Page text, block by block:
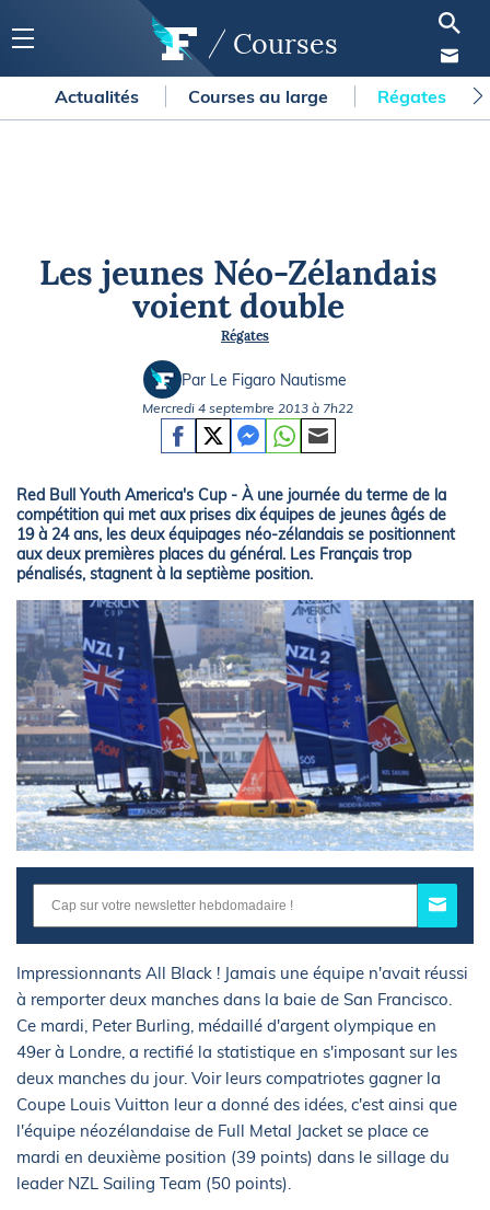
Courses
Actualités Courses au large Régates
Les jeunes Néo-Zélandais
voient double
Régates
Par Le Figaro Nautisme
Mercredi 4 septembre 2013 à 7h22
Red Bull Youth America's Cup - À une journée du terme de la
compétition qui met aux prises dix équipes de jeunes âgés de
19 à 24 ans, les deux équipages néo-zélandais se positionnent
aux deux premières places du général. Les Français trop
pénalisés, stagnent à la septième position.
Impressionnants All Black ! Jamais une équipe n'avait réussi
à remporter deux manches dans la baie de San Francisco.
Ce mardi, Peter Burling, médaillé d'argent olympique en
49er à Londre, a rectifié la statistique en s'imposant sur les
deux manches du jour. Voir leurs compatriotes gagner la
Coupe Louis Vuitton leur a donné des idées, c'est ainsi que
l'équipe néozélandaise de Full Metal Jacket se place ce
mardi en deuxième position (39 points) dans le sillage du
leader NZL Sailing Team (50 points).